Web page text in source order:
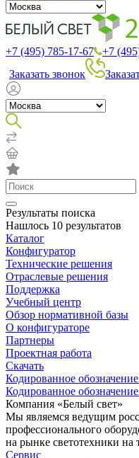
+7 (495) 785-17-67
+7
Заказать звонок
Результаты поиска
Нашлось 10 результатов
Каталог
Конфигуратор
Технические решения
Отраслевые решения
Поддержка
Учебный центр
Обзор нормативной базы
О конфигураторе
Партнеры
Проектная работа
Скачать
Кодированное
Кодированное
Компания «Белый свет»
Мы являемся ведущим
профессионального
на рынке светотехники
Сервис